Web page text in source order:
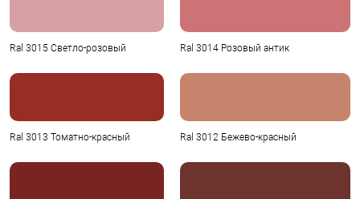
Ral 3015 Светло-розовый Ral 3014 Розовый антик
Ral 3013 Томатно-красный Ral 3012 Бежево-красный